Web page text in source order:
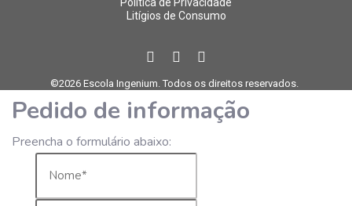
Política de Privacidade
Litígios de Consumo
©2026 Escola Ingenium. Todos os direitos reservados.
Pedido de informação
Preencha o formulário abaixo: